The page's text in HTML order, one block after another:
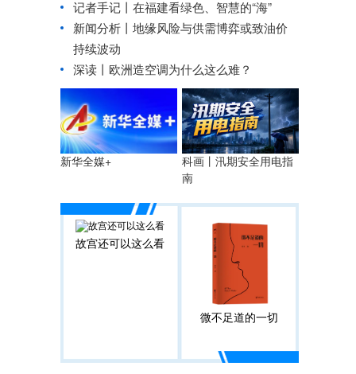
记者手记丨在福建看绿色、智慧的“海”
新闻分析丨地缘风险与供需博弈或致油价
持续波动
深读丨欧洲造空调为什么这么难？
新华全媒+
科画丨汛期安全用电指
南
故宫还可以这么看
微不足道的一切